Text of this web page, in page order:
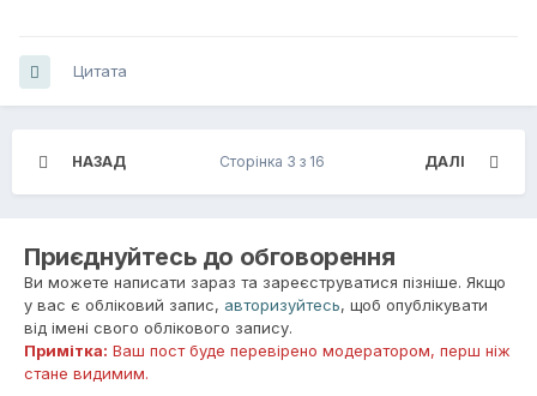
Цитата
НАЗАД ДАЛІ
Сторінка 3 з 16
Приєднуйтесь до обговорення
Ви можете написати зараз та зареєструватися пізніше. Якщо
у вас є обліковий запис, авторизуйтесь, щоб опублікувати
від імені свого облікового запису.
Примітка: Ваш пост буде перевірено модератором, перш ніж
стане видимим.